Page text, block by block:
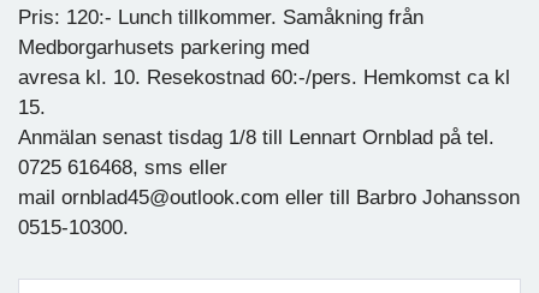
Pris: 120:- Lunch tillkommer. Samåkning från
Medborgarhusets parkering med
avresa kl. 10. Resekostnad 60:-/pers. Hemkomst ca kl
15.
Anmälan senast tisdag 1/8 till Lennart Ornblad på tel.
0725 616468, sms eller
mail ornblad45@outlook.com eller till Barbro Johansson
0515-10300.